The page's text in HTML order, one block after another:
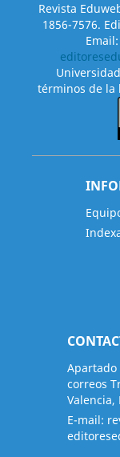
Revista
1856-7576.
Email:
términos de la
Apartado
correos
Valencia,
E-mail: